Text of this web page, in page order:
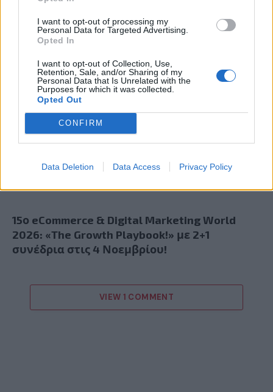
I want to opt-out of processing my
Personal Data for Targeted Advertising.
Opted In
I want to opt-out of Collection, Use,
Retention, Sale, and/or Sharing of my
Personal Data that Is Unrelated with the
Purposes for which it was collected.
Opted Out
CONFIRM
Data Deletion Data Access Privacy Policy
νέου expansion του The Witcher 3 στη
Gamescom
15ο eCommerce & Digital Marketing World
2026: «The Growth Playbook!» με 2+1
συνέδρια στις 4 Νοεμβρίου!
VIEW 1 COMMENT